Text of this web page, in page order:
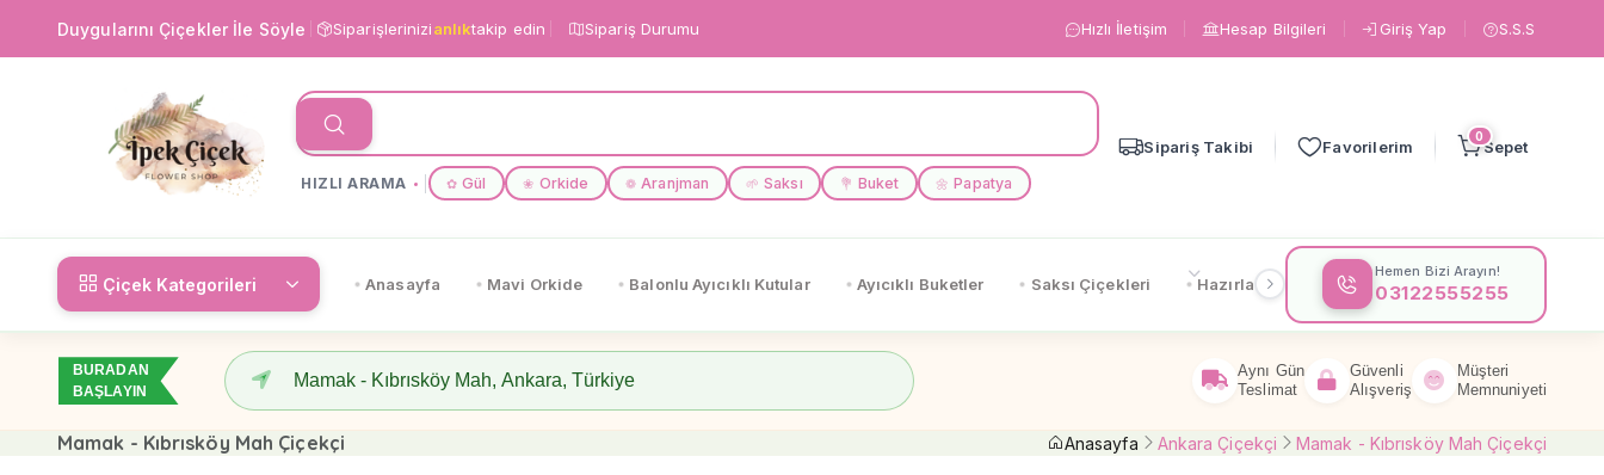
Duygularını Çiçekler İle Söyle Siparişlerinizianlıktakip edin Sipariş Durumu Hızlı İletişim Hesap Bilgileri Giriş Yap S.S.S
HIZLI ARAMA ✿ Gül ❀ Orkide ❁ Aranjman 🌱 Saksı 💐 Buket 🌼 Papatya
Sipariş Takibi Favorilerim
0
Sepet
Çiçek Kategorileri Anasayfa Mavi Orkide Balonlu Ayıcıklı Kutular Ayıcıklı Buketler Saksı Çiçekleri Hazırlanışa Göre Çiçeklere Göre
Hemen Bizi Arayın!
03122555255
BURADAN
BAŞLAYIN
Aynı Gün
Teslimat
Güvenli
Alışveriş
Müşteri
Memnuniyeti
Mamak - Kıbrısköy Mah Çiçekçi Anasayfa Ankara Çiçekçi Mamak - Kıbrısköy Mah Çiçekçi